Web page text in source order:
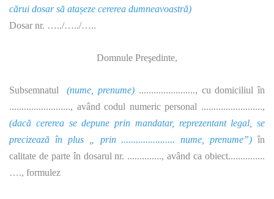
cărui dosar să atașeze cererea dumneavoastră)
Dosar nr. …../…../…..
Domnule Preşedinte,
Subsemnatul(nume, prenume) ......................., cu domiciliul în
........................., având codul numeric personal .........................,
(dacă cererea se depune prin mandatar, reprezentant legal, se
precizează în plus „ prin ...................... nume, prenume”) în
calitate de parte în dosarul nr. .............., având ca obiect...............
…., formulez